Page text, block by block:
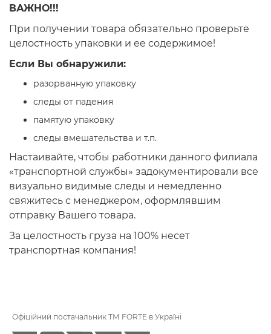
ВАЖНО!!!
При получении товара обязательно проверьте
целостность упаковки и ее содержимое!
Если Вы обнаружили:
разорванную упаковку
следы от падения
памятую упаковку
следы вмешательства и т.п.
Настаивайте, чтобы работники данного филиала
«транспортной службы» задокументировали все
визуально видимые следы и немедленно
свяжитесь с менеджером, оформлявшим
отправку Вашего товара.
За целостность груза на 100% несет
транспортная компания!
Офіційний постачальник ТМ FORTE в Україні